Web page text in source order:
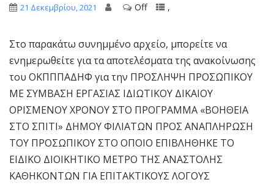
21 Δεκεμβρίου, 2021 Off ,
Στο παρακάτω συνημμένο αρχείο, μπορείτε να
ενημερωθείτε για τα αποτελέσματα της ανακοίνωσης
του ΟΚΠΠΠΑΔΗΦ για την ΠΡΟΣΛΗΨΗ ΠΡΟΣΩΠΙΚΟΥ
ΜΕ ΣΥΜΒΑΣΗ ΕΡΓΑΣΙΑΣ ΙΔΙΩΤΙΚΟΥ ΔΙΚΑΙΟΥ
ΟΡΙΣΜΕΝΟΥ ΧΡΟΝΟΥ ΣΤΟ ΠΡΟΓΡΑΜΜΑ «ΒΟΗΘΕΙΑ
ΣΤΟ ΣΠΙΤΙ» ΔΗΜΟΥ ΦΙΛΙΑΤΩΝ ΠΡΟΣ ΑΝΑΠΛΗΡΩΣΗ
ΤΟΥ ΠΡΟΣΩΠΙΚΟΥ ΣΤΟ ΟΠΟΙΟ ΕΠΙΒΛΗΘΗΚΕ ΤΟ
ΕΙΔΙΚΟ ΔΙΟΙΚΗΤΙΚΟ ΜΕΤΡΟ ΤΗΣ ΑΝΑΣΤΟΛΗΣ
ΚΑΘΗΚΟΝΤΩΝ ΓΙΑ ΕΠΙΤΑΚΤΙΚΟΥΣ ΛΟΓΟΥΣ